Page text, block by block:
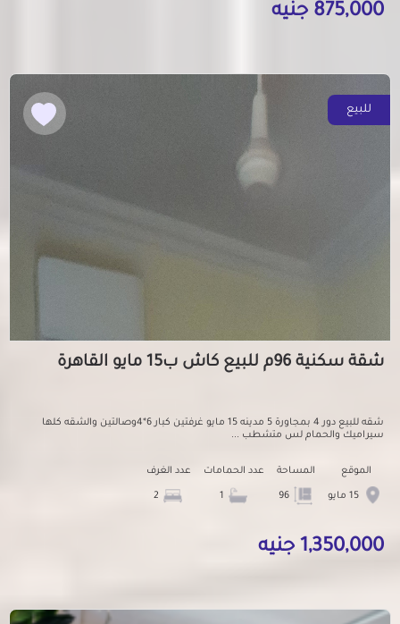
875,000 جنيه
للبيع
شقة سكنية 96م للبيع كاش ب15 مايو القاهرة
شقه للبيع دور 4 بمجاورة 5 مدينه 15 مايو غرفتين كبار 6*4وصالتين والشقه كلها
سيراميك والحمام لس متشطب ...
الموقع المساحة
96
عدد الحمامات عدد الغرف
1,350,000 جنيه